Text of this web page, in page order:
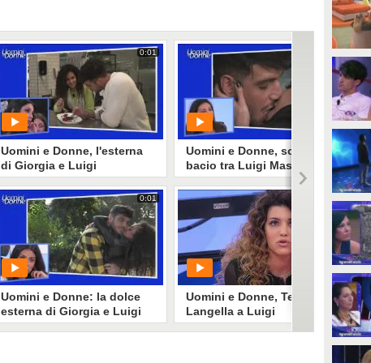
0:01
Uomini e Donne, l'esterna
di Giorgia e Luigi
Mastroianni
PLAY
2227• di Mediaset
0:01
Uomini e Donne: la dolce
esterna di Giorgia e Luigi
Mastroianni
Uomini e Donne, scatta il
bacio tra Luigi Mastroianni
e Sonia
PLAY
3755• diMediaset
Uomini e Donne, Teresa
Langella a Luigi
Mastroianni: "Sei pesante"